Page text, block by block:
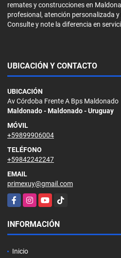
remates y construcciones en
profesional, atención personalizada
Consulte y note la diferencia en
UBICACIÓN Y CONTACTO
UBICACIÓN
Av Córdoba Frente A Bps Maldonado
Maldonado - Maldonado - Uruguay
MÓVIL
+59899906004
TELÉFONO
+59842242247
EMAIL
primexuy@gmail.com
FacebookInstagramYouTubeTikTok
INFORMACIÓN
Inicio